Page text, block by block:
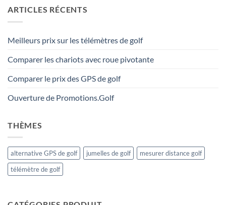
ARTICLES RÉCENTS
Meilleurs prix sur les télémètres de golf
Comparer les chariots avec roue pivotante
Comparer le prix des GPS de golf
Ouverture de Promotions.Golf
THÈMES
alternative GPS de golf jumelles de golf
mesurer distance golf
télémètre de golf